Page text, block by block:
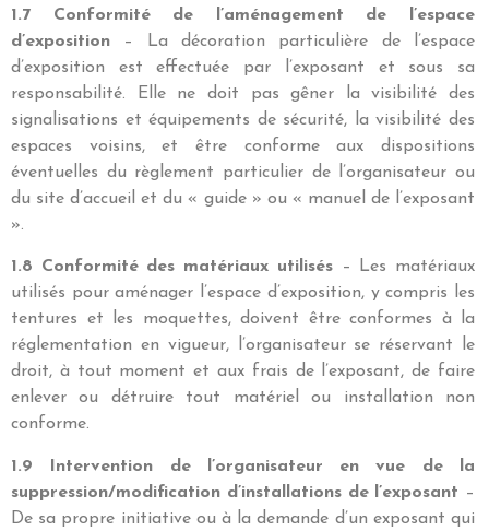
1.7 Conformité de l’aménagement de l’espace
d’exposition
– La décoration particulière de l’espace
d’exposition est effectuée par l’exposant et sous sa
responsabilité. Elle ne doit pas gêner la visibilité des
signalisations et équipements de sécurité, la visibilité des
espaces voisins, et être conforme aux dispositions
éventuelles du règlement particulier de l’organisateur ou
du site d’accueil et du « guide » ou « manuel de l’exposant
».
1.8 Conformité des matériaux utilisés– Les matériaux
utilisés pour aménager l’espace d’exposition, y compris les
tentures et les moquettes, doivent être conformes à la
réglementation en vigueur, l’organisateur se réservant le
droit, à tout moment et aux frais de l’exposant, de faire
enlever ou détruire tout matériel ou installation non
conforme.
1.9 Intervention de l’organisateur en vue de la
suppression/modification d’installations de l’exposant –
De sa propre initiative ou à la demande d’un exposant qui